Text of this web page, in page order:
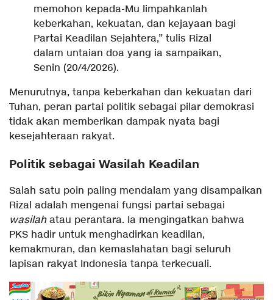
memohon kepada-Mu limpahkanlah
keberkahan, kekuatan, dan kejayaan bagi
Partai Keadilan Sejahtera,” tulis Rizal
dalam untaian doa yang ia sampaikan,
Senin (20/4/2026).
​Menurutnya, tanpa keberkahan dan kekuatan dari
Tuhan, peran partai politik sebagai pilar demokrasi
tidak akan memberikan dampak nyata bagi
kesejahteraan rakyat.
Politik sebagai Wasilah Keadilan
​Salah satu poin paling mendalam yang disampaikan
Rizal adalah mengenai fungsi partai sebagai
wasilahatau perantara. Ia mengingatkan bahwa
PKS hadir untuk menghadirkan keadilan,
kemakmuran, dan kemaslahatan bagi seluruh
lapisan rakyat Indonesia tanpa terkecuali.